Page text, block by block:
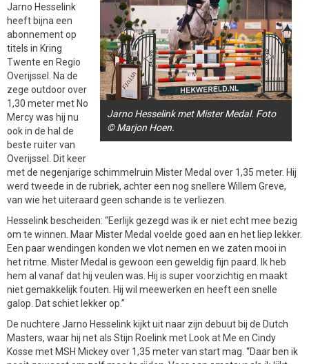
Jarno Hesselink met Mister Medal. Foto
© Marjon Hoen.
Jarno Hesselink
heeft bijna een
abonnement op
titels in Kring
Twente en Regio
Overijssel. Na de
zege outdoor over
1,30 meter met No
Mercy was hij nu
ook in de hal de
beste ruiter van
Overijssel. Dit keer
met de negenjarige schimmelruin Mister Medal over 1,35 meter. Hij
werd tweede in de rubriek, achter een nog snellere Willem Greve,
van wie het uiteraard geen schande is te verliezen.
Hesselink bescheiden: “Eerlijk gezegd was ik er niet echt mee bezig
om te winnen. Maar Mister Medal voelde goed aan en het liep lekker.
Een paar wendingen konden we vlot nemen en we zaten mooi in
het ritme. Mister Medal is gewoon een geweldig fijn paard. Ik heb
hem al vanaf dat hij veulen was. Hij is super voorzichtig en maakt
niet gemakkelijk fouten. Hij wil meewerken en heeft een snelle
galop. Dat schiet lekker op.”
De nuchtere Jarno Hesselink kijkt uit naar zijn debuut bij de Dutch
Masters, waar hij net als Stijn Roelink met Look at Me en Cindy
Kosse met MSH Mickey over 1,35 meter van start mag. “Daar ben ik